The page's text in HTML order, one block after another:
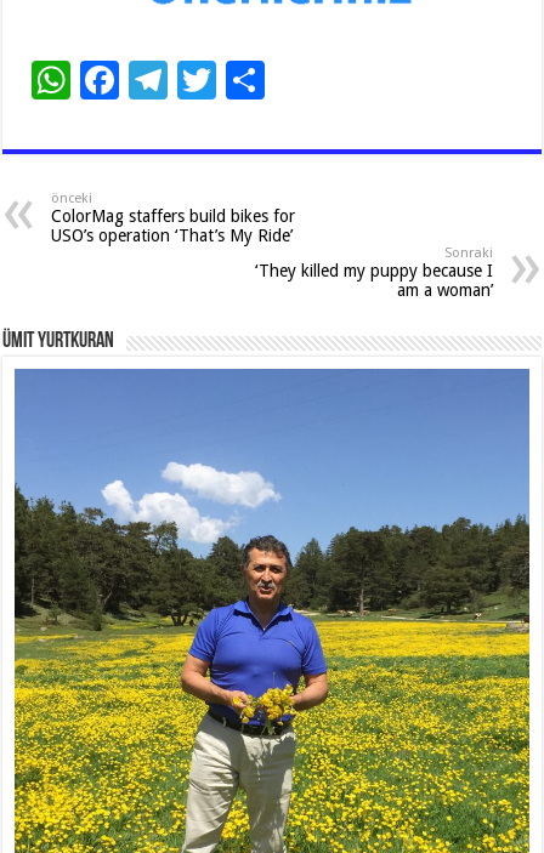
W
at
sA
p
F
e
o
T
e
gr
a
T
tt
er
ar
e
önceki
ColorMag staffers build bikes for
USO’s operation ‘That’s My Ride’
Sonraki
‘They killed my puppy because I
am a woman’
Ümit Yurtkuran